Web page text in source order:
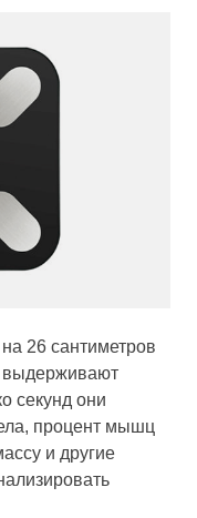
26 сантиметров
выдерживают
секунд они
процент мышц
и другие